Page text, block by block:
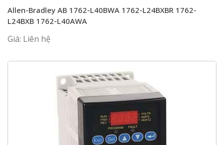
Allen-Bradley AB 1762-L40BWA 1762-L24BXBR 1762-
L24BXB 1762-L40AWA
Giá: Liên hệ